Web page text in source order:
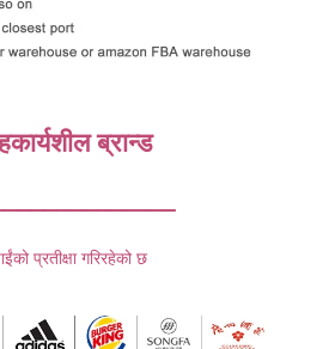
ब्रान्ड
प्रतीक्षा गरिरहेको छ